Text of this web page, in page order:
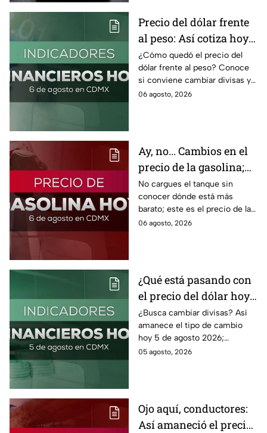
Precio del dólar frente
al peso: Así cotiza hoy 6
de agosto 2026
¿Cómo quedó el precio del
dólar frente al peso? Conoce
si conviene cambiar divisas y
cómo el flujo en el estrecho de
06 agosto, 2026
Ay, no... Cambios en el
precio de la gasolina;
así quedó HOY
No cargues el tanque sin
conocer dónde está más
barato; este es el precio de la
gasolina para hoy jueves 6 de
06 agosto, 2026
¿Qué está pasando con
el precio del dólar hoy
miércoles 5 de agosto
2026?
¿Busca cambiar divisas? Así
amanece el tipo de cambio
hoy 5 de agosto 2026;
consulta el precio del dólar
05 agosto, 2026
Ojo aquí, conductores:
Así amaneció el precio